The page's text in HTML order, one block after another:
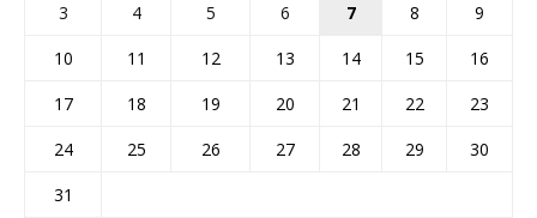
3
4 5 6 7 8
9
10
11 12 13 14 15
16
17
18 19 20 21 22
23
24
25 26 27 28 29
30
31